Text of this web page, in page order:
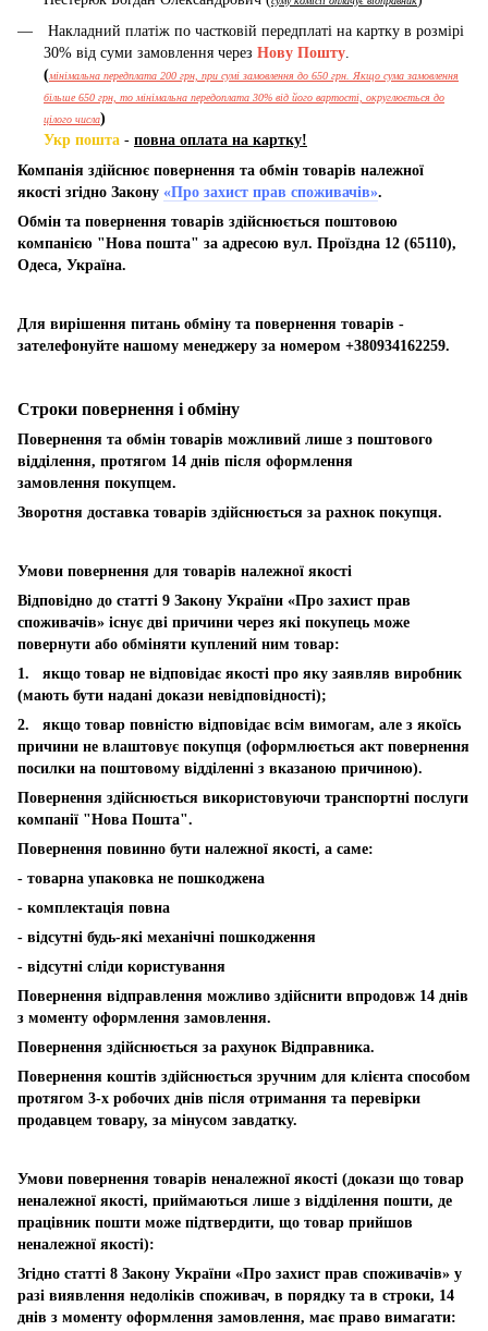
Накладний платіж по частковій передплаті на картку в розмірі
30% від суми замовлення через Нову Пошту
(мінімальна передплата 200 грн, при сумі замовлення до 650 грн. Якщо сума замовлення
більше 650 грн, то мінімальна передоплата 30% від його вартості, округлюється до
цілого числа)
Укр пошта - повна оплата на картку!
Компанія здійснює повернення та обмін товарів належної
якості згідно Закону «Про захист прав споживачів».
Обмін та повернення товарів здійснюється поштовою
компанією "Нова пошта" за адресою вул. Проїздна 12 (65110),
Одеса, Україна.
Для вирішення питань обміну та повернення товарів -
зателефонуйте нашому менеджеру за номером +380934162259.
Строки повернення і обміну
Повернення та обмін товарів можливий лише з поштового
відділення, протягом 14 днів після оформлення
замовлення покупцем.
Зворотня доставка товарів здійснюється за рахнок покупця.
Умови повернення для товарів належної якості
Відповідно до статті 9 Закону України «Про захист прав
споживачів» існує дві причини через які покупець може
повернути або обміняти куплений ним товар:
1. якщо товар не відповідає якості про яку заявляв виробник
(мають бути надані докази невідповідності);
2. якщо товар повністю відповідає всім вимогам, але з якоїсь
причини не влаштовує покупця (оформлюється акт повернення
посилки на поштовому відділенні з вказаною причиною).
Повернення здійснюється використовуючи транспортні послуги
компанії "Нова Пошта".
Повернення повинно бути належної якості, а саме:
- товарна упаковка не пошкоджена
- комплектація повна
- відсутні будь-які механічні пошкодження
- відсутні сліди користування
Повернення відправлення можливо здійснити впродовж 14 днів
з моменту оформлення замовлення.
Повернення здійснюється за рахунок Відправника.
Повернення коштів здійснюється зручним для клієнта способом
протягом 3-х робочих днів після отримання та перевірки
продавцем товару, за мінусом завдатку.
Умови повернення товарів неналежної якості (докази що товар
неналежної якості, приймаються лише з відділення пошти, де
працівник пошти може підтвердити, що товар прийшов
неналежної якості):
Згідно статті 8 Закону України «Про захист прав споживачів» у
разі виявлення недоліків споживач, в порядку та в строки, 14
днів з моменту оформлення замовлення, має право вимагати: